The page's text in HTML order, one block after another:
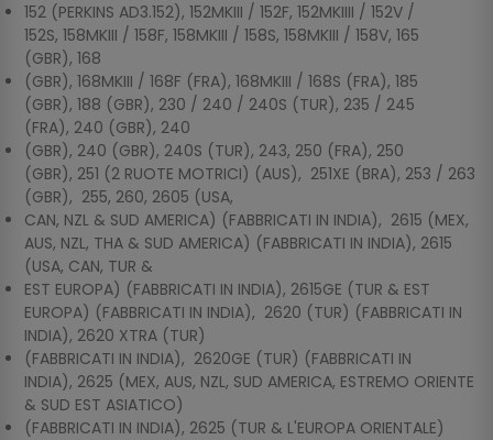
152 (PERKINS AD3.152), 152MKIII / 152F, 152MKIIII / 152V /
152S, 158MKIII / 158F, 158MKIII / 158S, 158MKIII / 158V, 165
(GBR), 168
(GBR), 168MKIII / 168F (FRA), 168MKIII / 168S (FRA), 185
(GBR), 188 (GBR), 230 / 240 / 240S (TUR), 235 / 245
(FRA), 240 (GBR), 240
(GBR), 240 (GBR), 240S (TUR), 243, 250 (FRA), 250
(GBR), 251 (2 RUOTE MOTRICI) (AUS), 251XE (BRA), 253 / 263
(GBR), 255, 260, 2605 (USA,
CAN, NZL & SUD AMERICA) (FABBRICATI IN INDIA), 2615 (MEX,
AUS, NZL, THA & SUD AMERICA) (FABBRICATI IN INDIA), 2615
(USA, CAN, TUR &
EST EUROPA) (FABBRICATI IN INDIA), 2615GE (TUR & EST
EUROPA) (FABBRICATI IN INDIA), 2620 (TUR) (FABBRICATI IN
INDIA), 2620 XTRA (TUR)
(FABBRICATI IN INDIA), 2620GE (TUR) (FABBRICATI IN
INDIA), 2625 (MEX, AUS, NZL, SUD AMERICA, ESTREMO ORIENTE
& SUD EST ASIATICO)
(FABBRICATI IN INDIA), 2625 (TUR & L'EUROPA ORIENTALE)